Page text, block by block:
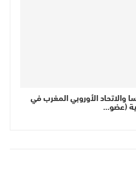
والاتحاد الأوروبي المغرب في
(عضو…